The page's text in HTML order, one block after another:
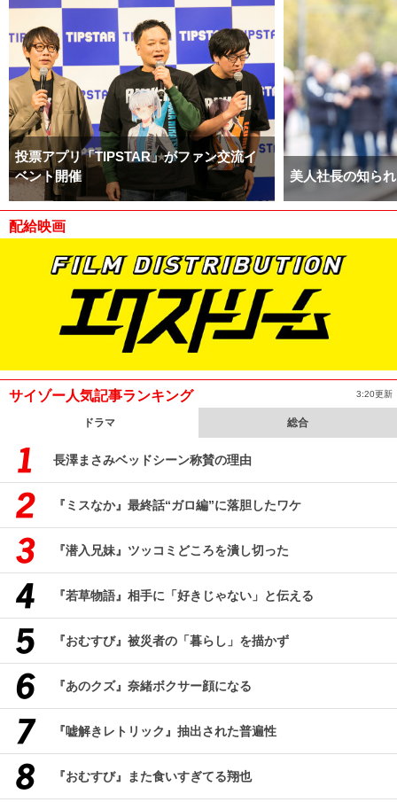
投票アプリ「TIPSTAR」がファン交流イ
ベント開催
美人社長の知ら
配給映画
サイゾー人気記事ランキング 3:20更新
ドラマ 総合
長澤まさみベッドシーン称賛の理由
『ミスなか』最終話“ガロ編”に落胆したワケ
『潜入兄妹』ツッコミどころを潰し切った
『若草物語』相手に「好きじゃない」と伝える
『おむすび』被災者の「暮らし」を描かず
『あのクズ』奈緒ボクサー顔になる
『嘘解きレトリック』抽出された普遍性
『おむすび』また食いすぎてる翔也